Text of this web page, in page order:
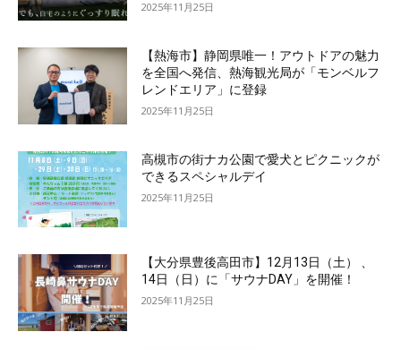
2025年11月25日
【熱海市】静岡県唯一！アウトドアの魅力
を全国へ発信、熱海観光局が「モンベルフ
レンドエリア」に登録
2025年11月25日
高槻市の街ナカ公園で愛犬とピクニックが
できるスペシャルデイ
2025年11月25日
【大分県豊後高田市】12月13日（土） 、
14日（日）に「サウナDAY」を開催！
2025年11月25日